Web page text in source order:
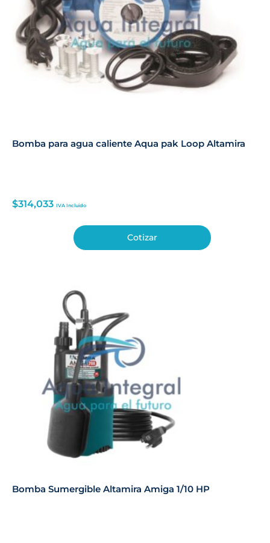
Bomba para agua caliente Aqua pak Loop Altamira
$314,033 IVA Incluido
Cotizar
Bomba Sumergible Altamira Amiga 1/10 HP